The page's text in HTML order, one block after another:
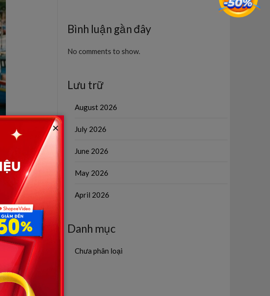
Bình luận gần đây
No comments to show.
Lưu trữ
August 2026
July 2026
June 2026
May 2026
April 2026
Danh mục
Chưa phân loại
×